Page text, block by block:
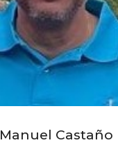
Manuel Castaño